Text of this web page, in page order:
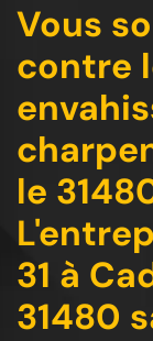
Vous
contre
le
31 à
31480